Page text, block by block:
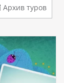
Архив туров